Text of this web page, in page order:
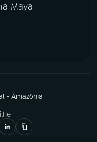
Maya
- Amazônia